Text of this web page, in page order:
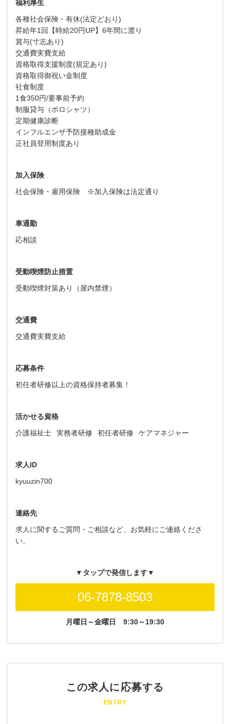
福利厚生
各種社会保険・有休(法定どおり)
昇給年1回【時給20円UP】6年間に渡り
賞与(寸志あり)
交通費実費支給
資格取得支援制度(規定あり)
資格取得御祝い金制度
社食制度
1食350円/要事前予約
制服貸与（ポロシャツ）
定期健康診断
インフルエンザ予防接種助成金
正社員登用制度あり
加入保険
社会保険・雇用保険 ※加入保険は法定通り
車通勤
応相談
受動喫煙防止措置
受動喫煙対策あり（屋内禁煙）
交通費
交通費実費支給
応募条件
初任者研修以上の資格保持者募集！
活かせる資格
介護福祉士
実務者研修 初任者研修 ケアマネジャー
求人ID
kyuuzin700
連絡先
求人に関するご質問・ご相談など、お気軽にご連絡くださ
い。
▼タップで発信します▼
06-7878-8503
月曜日～金曜日 9:30～19:30
この求人に応募する
ENTRY